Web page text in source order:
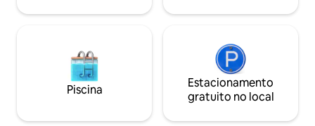
Piscina
Estacionamento
gratuito no local